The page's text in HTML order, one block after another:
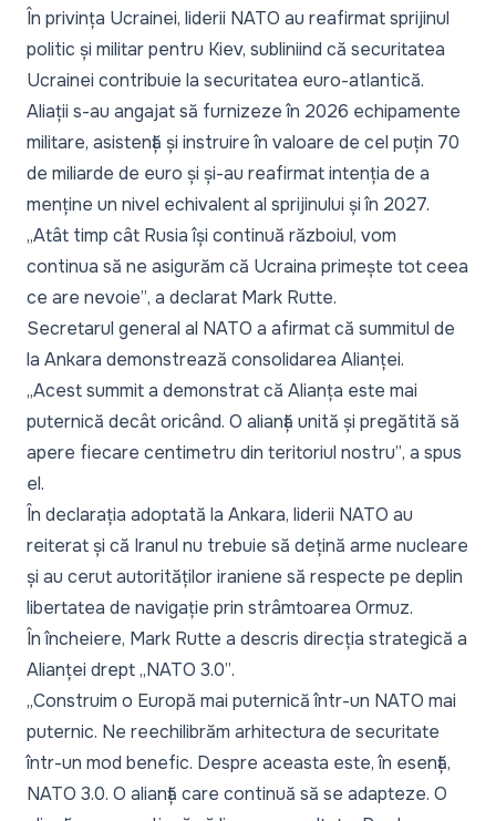
În privința Ucrainei, liderii NATO au reafirmat sprijinul
politic și militar pentru Kiev, subliniind că securitatea
Ucrainei contribuie la securitatea euro-atlantică.
Aliații s-au angajat să furnizeze în 2026 echipamente
militare, asistență și instruire în valoare de cel puțin 70
de miliarde de euro și și-au reafirmat intenția de a
menține un nivel echivalent al sprijinului și în 2027.
„Atât timp cât Rusia își continuă războiul, vom
continua să ne asigurăm că Ucraina primește tot ceea
ce are nevoie”, a declarat Mark Rutte.
Secretarul general al NATO a afirmat că summitul de
la Ankara demonstrează consolidarea Alianței.
„Acest summit a demonstrat că Alianța este mai
puternică decât oricând. O alianță unită și pregătită să
apere fiecare centimetru din teritoriul nostru”, a spus
el.
În declarația adoptată la Ankara, liderii NATO au
reiterat și că Iranul nu trebuie să dețină arme nucleare
și au cerut autorităților iraniene să respecte pe deplin
libertatea de navigație prin strâmtoarea Ormuz.
În încheiere, Mark Rutte a descris direcția strategică a
Alianței drept„NATO 3.0”.
„Construim o Europă mai puternică într-un NATO mai
puternic. Ne reechilibrăm arhitectura de securitate
într-un mod benefic. Despre aceasta este, în esență,
NATO 3.0. O alianță care continuă să se adapteze. O